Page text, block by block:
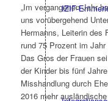
IZIF-
„Im vergangenen Jahr
uns vorübergehend
Hermanns, Leiterin des
rund 75 Prozent im
Das Gros der Frauen
der Kinder bis fünf
Misshandlung durch
2016 mehr